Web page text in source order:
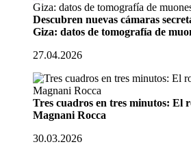
Descubren nuevas cámaras
Giza: datos de tomografía de
27.04.2026
Tres cuadros en tres minutos: El
Magnani Rocca
30.03.2026